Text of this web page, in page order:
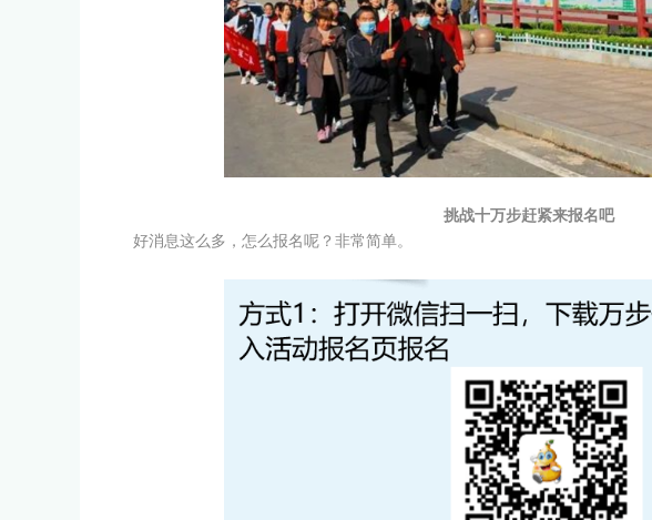
挑战十万步赶紧来报名吧
好消息这么多，怎么报名呢？非常简单。